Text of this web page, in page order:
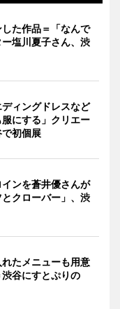
た作品＝「なんで
塩川夏子さん、渋
ィングドレスなど
にする」クリエー
初個展
ンを蒼井優さんが
クローバー」、渋
たメニューも用意
谷にすとぷりの